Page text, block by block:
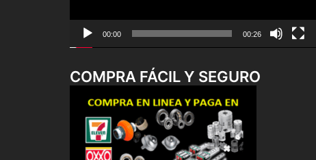
00:00 00:26
COMPRA FÁCIL Y SEGURO